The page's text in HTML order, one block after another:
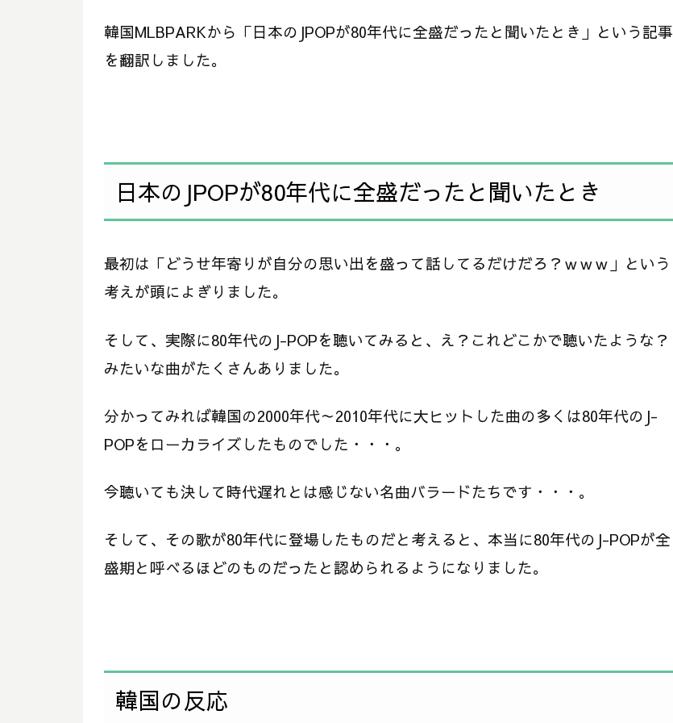
韓国MLBPARKから「日本のJPOPが80年代に全盛だったと聞いたとき」という記事
を翻訳しました。
日本のJPOPが80年代に全盛だったと聞いたとき
最初は「どうせ年寄りが自分の思い出を盛って話してるだけだろ？ｗｗｗ」という
考えが頭によぎりました。
そして、実際に80年代のJ-POPを聴いてみると、え？これどこかで聴いたような？
みたいな曲がたくさんありました。
分かってみれば韓国の2000年代～2010年代に大ヒットした曲の多くは80年代のJ-
POPをローカライズしたものでした・・・。
今聴いても決して時代遅れとは感じない名曲バラードたちです・・・。
そして、その歌が80年代に登場したものだと考えると、本当に80年代のJ-POPが全
盛期と呼べるほどのものだったと認められるようになりました。
韓国の反応